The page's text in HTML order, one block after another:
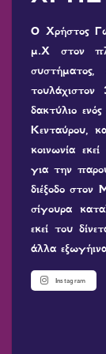
Ο Χρήστος
μ.Χ στον
δακτύλιο
Κενταύρου,
κοινωνία
για την
διέξοδο
σίγουρα
εκεί του
άλλα
Instagram